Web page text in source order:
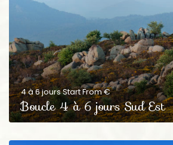
4 à 6 jours Start From €
Boucle 4 à 6 jours Sud Est